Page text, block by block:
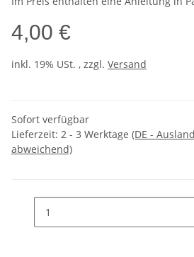
4,00 €
inkl. 19% USt. , zzgl. Versand
Sofort verfügbar
Lieferzeit: 2 - 3 Werktage (DE - Ausland
abweichend)